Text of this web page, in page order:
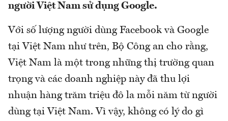
người Việt Nam sử dụng Google.
Với số lượng người dùng Facebook và Google
tại Việt Nam như trên, Bộ Công an cho rằng,
Việt Nam là một trong những thị trường quan
trọng và các doanh nghiệp này đã thu lợi
nhuận hàng trăm triệu đô la mỗi năm từ người
dùng tại Việt Nam. Vì vậy, không có lý do gì